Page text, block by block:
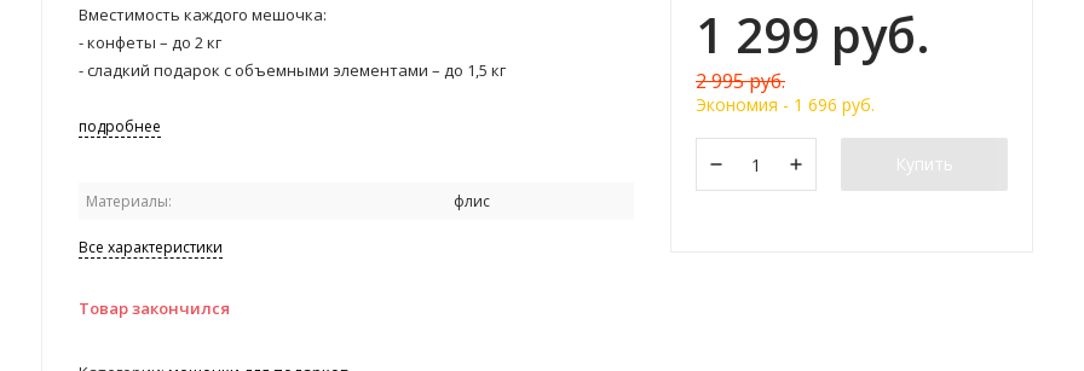
Вместимость каждого мешочка:
- конфеты – до 2 кг
- сладкий подарок с объемными элементами – до 1,5 кг
подробнее
Материалы: флис
Все характеристики
Товар закончился
1 299 руб.
2 995 руб.
Экономия - 1 696 руб.
Купить